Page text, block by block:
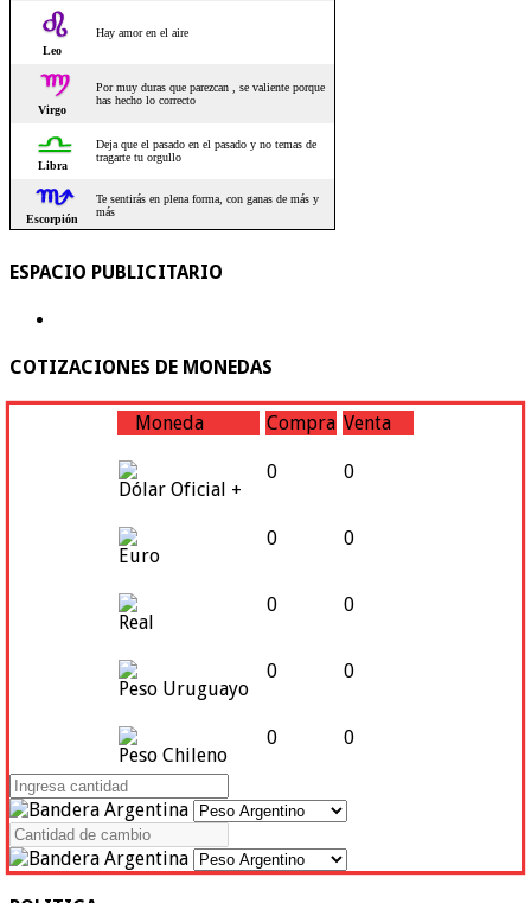
ESPACIO PUBLICITARIO
COTIZACIONES DE MONEDAS
Moneda Compra Venta
Dólar Oficial +
0 0
Euro
0 0
Real
0 0
Peso Uruguayo
0 0
Peso Chileno
0 0